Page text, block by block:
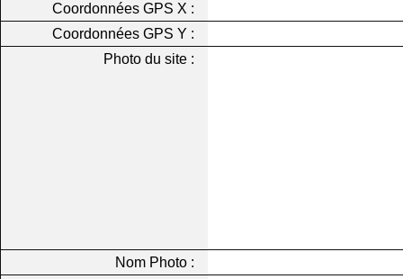
Coordonnées GPS X :
Coordonnées GPS Y :
Photo du site :
Nom Photo :